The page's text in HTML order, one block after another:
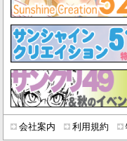
会社案内 利用規約